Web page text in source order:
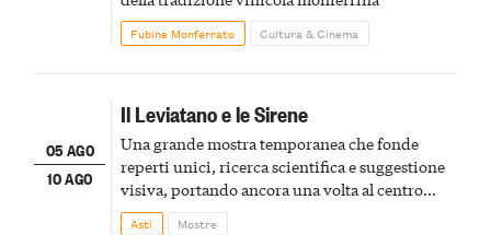
Fubine Monferrato Cultura & Cinema
05 AGO
10 AGO
Il Leviatano e le Sirene
Una grande mostra temporanea che fonde
reperti unici, ricerca scientifica e suggestione
visiva, portando ancora una volta al centro
della scena le meraviglie del passato astigiano
Asti Mostre